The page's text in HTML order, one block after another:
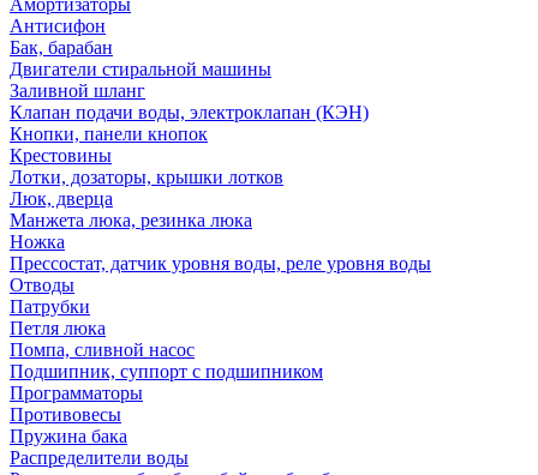
Амортизаторы
Антисифон
Бак, барабан
Двигатели стиральной машины
Заливной шланг
Клапан подачи воды, электроклапан (КЭН)
Кнопки, панели кнопок
Крестовины
Лотки, дозаторы, крышки лотков
Люк, дверца
Манжета люка, резинка люка
Ножка
Прессостат, датчик уровня воды, реле уровня воды
Отводы
Патрубки
Петля люка
Помпа, сливной насос
Подшипник, суппорт с подшипником
Программаторы
Противовесы
Пружина бака
Распределители воды